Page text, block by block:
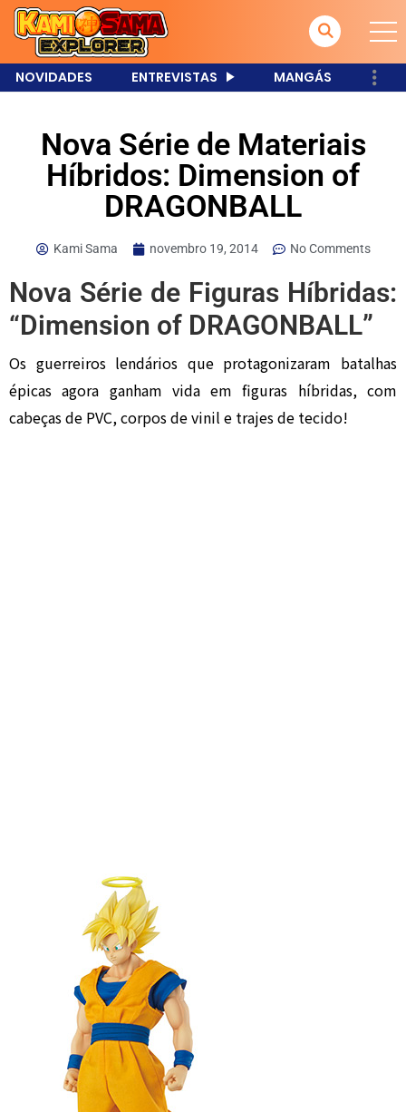
NOVIDADES ENTREVISTAS MANGÁS
Nova Série de Materiais
Híbridos: Dimension of
DRAGONBALL
Kami Sama novembro 19, 2014 No Comments
Nova Série de Figuras Híbridas:
“Dimension of DRAGONBALL”
Os guerreiros lendários que protagonizaram batalhas
épicas agora ganham vida em figuras híbridas, com
cabeças de PVC, corpos de vinil e trajes de tecido!